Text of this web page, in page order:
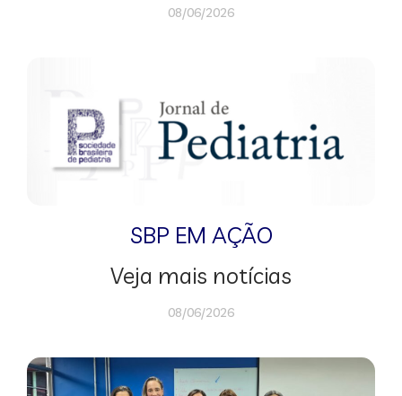
08/06/2026
SBP EM AÇÃO
Veja mais notícias
08/06/2026